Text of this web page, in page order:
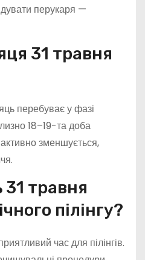
перукаря —
31 травня
перебуває у фазі
18–19-та доба
зменшується,
31 травня
пілінгу?
час для пілінгів.